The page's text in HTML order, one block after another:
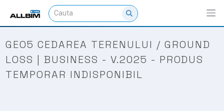
GEO5 CEDAREA TERENULUI / GROUND
LOSS | BUSINESS - V.2025 - PRODUS
TEMPORAR INDISPONIBIL